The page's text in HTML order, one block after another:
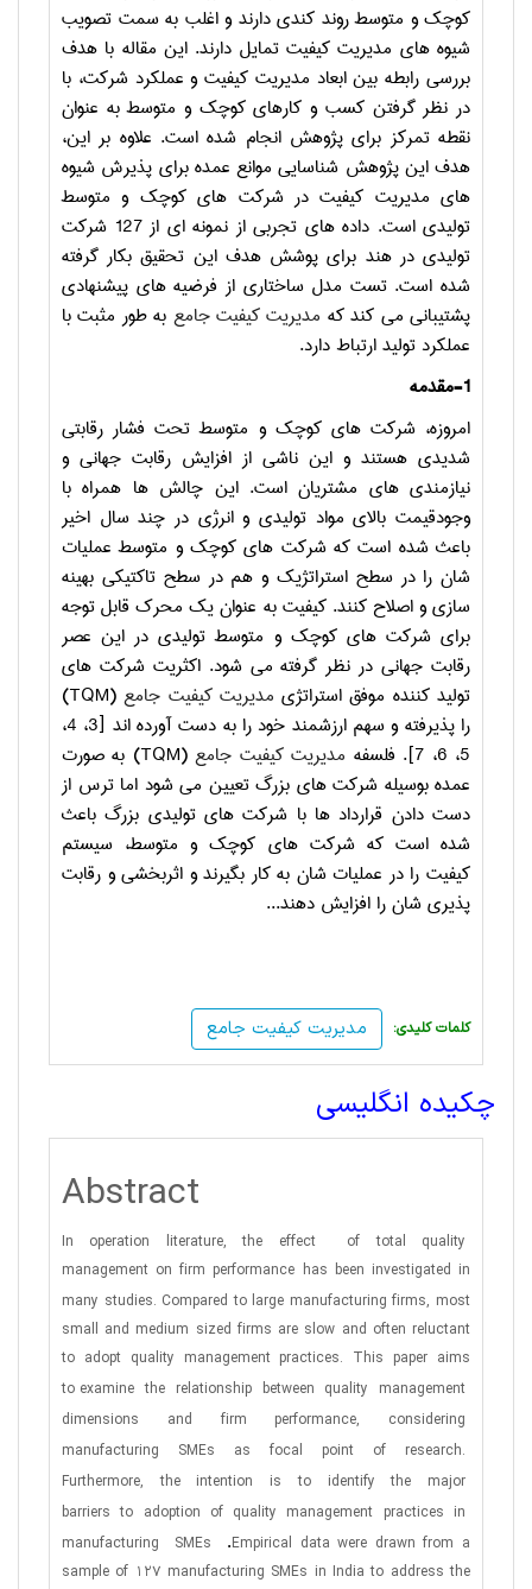
کوچک و متوسط روند کندی دارند و اغلب به سمت تصویب
شیوه های مدیریت کیفیت تمایل دارند. اين مقاله با هدف
بررسي رابطه بين ابعاد مديريت كيفيت و عملكرد شركت، با
در نظر گرفتن كسب و كارهاي كوچك و متوسط به عنوان
نقطه تمرکز برای پژوهش انجام شده است. علاوه بر این،
هدف این پژوهش شناسایی موانع عمده برای پذیرش شیوه
های مدیریت کیفیت در شرکت های کوچک و متوسط
تولیدی است. داده های تجربی از نمونه ای از 127 شرکت
تولیدی در هند برای پوشش هدف این تحقیق بکار گرفته
شده است. تست مدل ساختاری از فرضیه های پیشنهادی
پشتیبانی می کند که مدیریت کیفیت جامع به طور مثبت با
عملکرد تولید ارتباط دارد.
1-مقدمه
امروزه، شرکت های کوچک و متوسط تحت فشار رقابتی
شدیدی هستند و این ناشی از افزایش رقابت جهانی و
نیازمندی های مشتریان است. این چالش ها همراه با
وجودقیمت بالای مواد تولیدی و انرژی در چند سال اخیر
باعث شده است که شرکت های کوچک و متوسط عملیات
شان را در سطح استراتژیک و هم در سطح تاکتیکی بهینه
سازی و اصلاح کنند. کیفیت به عنوان یک محرک قابل توجه
برای شرکت های کوچک و متوسط تولیدی در این عصر
رقابت جهانی در نظر گرفته می شود. اکثریت شرکت های
تولید کننده موفق استراتژی مدیریت کیفیت جامع(
TQM
)
را پذیرفته و سهم ارزشمند خود را به دست آورده اند [3، 4،
5، 6، 7]. فلسفه
مدیریت کیفیت جامع(
TQM) به صورت
عمده بوسیله شرکت های بزرگ تعیین می شود اما ترس از
دست دادن قرارداد ها با شرکت های تولیدی بزرگ باعث
شده است که شرکت های کوچک و متوسط، سیستم
کیفیت را در عملیات شان به کار بگیرند و اثربخشی و رقابت
پذیری شان را افزایش دهند...
مدیریت کیفیت جامع :کلمات کلیدی
چکیده انگلیسی
Abstract
In operation literature, the effect
of total quality
management on firm performance has been investigated in
many studies. Compared to large manufacturing firms, most
small and medium sized firms are slow and often reluctant
to adopt quality management practices. This paper aims
to examine the relationship between quality
management
dimensions
and firm performance,
considering
manufacturing
SMEs as focal point of
research.
Furthermore,
the intention is to identify the
major
barriers to adoption of quality management practices in
manufacturing
SMEs .Empirical data were drawn from a
sample of 127 manufacturing SMEs in India to address the